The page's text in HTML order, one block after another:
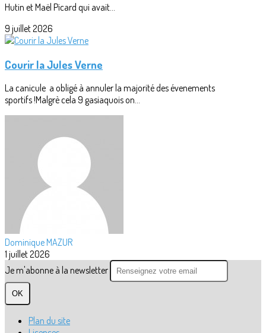
Hutin et Maël Picard qui avait...
9 juillet 2026
Courir la Jules Verne
La canicule a obligé à annuler la majorité des évenements
sportifs !Malgrè cela 9 gasiaquois on...
Dominique MAZUR
1 juillet 2026
Je m'abonne à la newsletter
OK
Plan du site